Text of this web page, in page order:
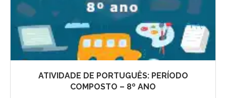
ATIVIDADE DE PORTUGUÊS: PERÍODO
COMPOSTO – 8º ANO